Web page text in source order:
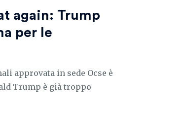
again: Trump
per le
approvata in sede Ocse è
Trump è già troppo